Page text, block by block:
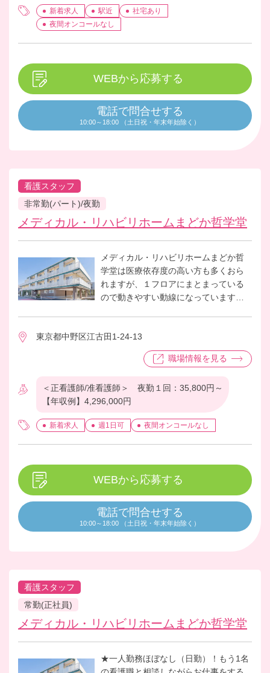
す。 働くスタッフ同士の仲も良く、笑
顔が絶えないホームです。
新着求人 駅近
社宅あり
夜間オンコールなし
WEBから応募する
電話で問合せする
10:00～18:00 （土日祝・年末年始除く）
看護スタッフ
非常勤(パート)/夜勤
メディカル・リハビリホームまどか哲学堂
メディカル・リハビリホームまどか哲
学堂は医療依存度の高い方も多くおら
れますが、１フロアにまとまっている
ので動きやすい動線になっています。
で、働きやすい環境です。
東京都中野区江古田1-24-13
職場情報を見る
＜正看護師/准看護師＞ 夜勤１回：35,800円～
【年収例】4,296,000円
新着求人 週1日可 夜間オンコールなし
WEBから応募する
電話で問合せする
10:00～18:00 （土日祝・年末年始除く）
看護スタッフ
常勤(正社員)
メディカル・リハビリホームまどか哲学堂
★一人勤務ほぼなし（日勤）！もう1名